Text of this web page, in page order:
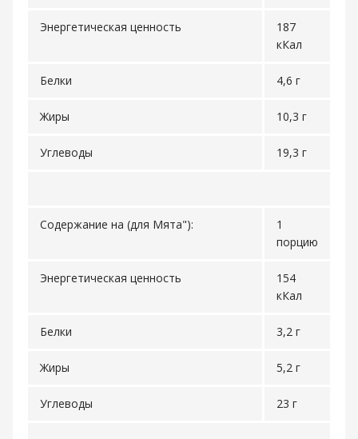
Энергетическая ценность
187
кКал
Белки 4,6 г
Жиры 10,3 г
Углеводы 19,3 г
Содержание на (для Мята"):
1
порцию
Энергетическая ценность
154
кКал
Белки 3,2 г
Жиры 5,2 г
Углеводы 23 г